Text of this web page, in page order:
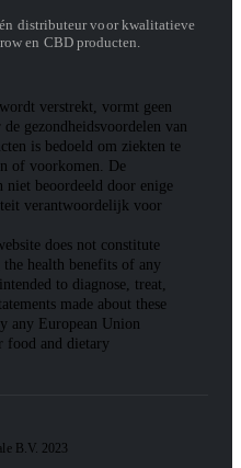
distributeur voor kwalitatieve
en CBD producten.
verstrekt, vormt geen
gezondheidsvoordelen van
is bedoeld om ziekten te
of voorkomen. De
niet beoordeeld door enige
verantwoordelijk voor
does not constitute
health benefits of any
to diagnose, treat,
made about these
any European Union
food and dietary
B.V. 2023